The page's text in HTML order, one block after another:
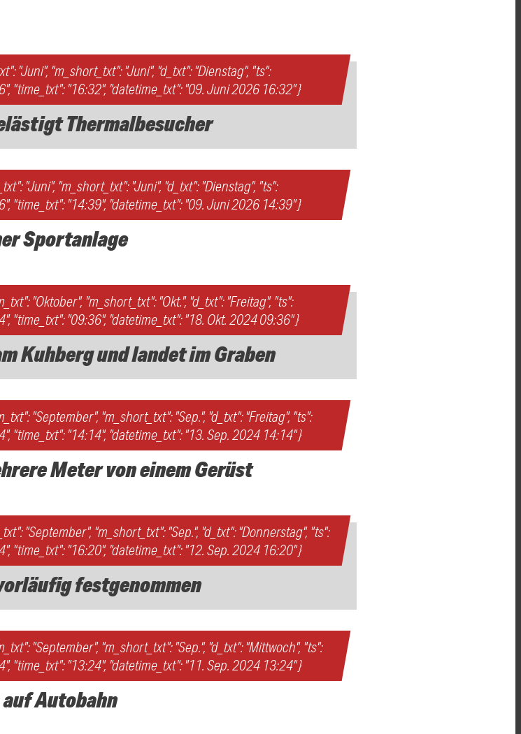
"Juni", "m_short_txt": "Juni", "d_txt": "Dienstag", "ts":
"time_txt": "16:32", "datetime_txt": "09. Juni 2026 16:32" }
Thermalbesucher
"Juni", "m_short_txt": "Juni", "d_txt": "Dienstag", "ts":
"time_txt": "14:39", "datetime_txt": "09. Juni 2026 14:39" }
Sportanlage
"Oktober", "m_short_txt": "Okt.", "d_txt": "Freitag", "ts":
"time_txt": "09:36", "datetime_txt": "18. Okt. 2024 09:36" }
Kuhberg und landet im Graben
"September", "m_short_txt": "Sep.", "d_txt": "Freitag", "ts":
"time_txt": "14:14", "datetime_txt": "13. Sep. 2024 14:14" }
Meter von einem Gerüst
"September", "m_short_txt": "Sep.", "d_txt": "Donnerstag", "ts":
"time_txt": "16:20", "datetime_txt": "12. Sep. 2024 16:20" }
festgenommen
"September", "m_short_txt": "Sep.", "d_txt": "Mittwoch", "ts":
"time_txt": "13:24", "datetime_txt": "11. Sep. 2024 13:24" }
Autobahn